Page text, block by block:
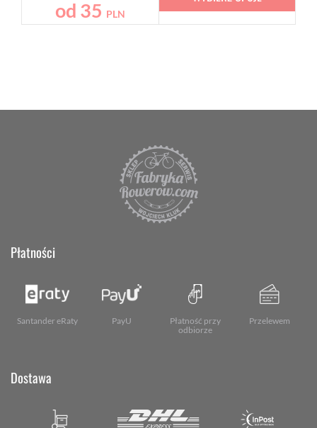
od 35 PLN
Płatności
Santander eRaty PayU
Płatność przy
odbiorze
Przelewem
Dostawa